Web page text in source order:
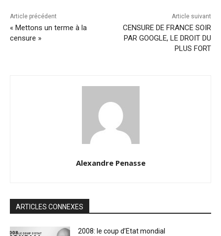
Article précédent
« Mettons un terme à la
censure »
Article suivant
CENSURE DE FRANCE SOIR
PAR GOOGLE, LE DROIT DU
PLUS FORT
Alexandre Penasse
ARTICLES CONNEXES
2008: le coup d’Etat mondial